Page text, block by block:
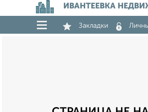
ИВАНТЕЕВКА
Закладки